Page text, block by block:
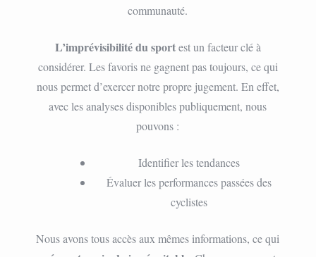
communauté.
L’imprévisibilité du sportest un facteur clé à
considérer. Les favoris ne gagnent pas toujours, ce qui
nous permet d’exercer notre propre jugement. En effet,
avec les analyses disponibles publiquement, nous
pouvons :
Identifier les tendances
Évaluer les performances passées des
cyclistes
Nous avons tous accès aux mêmes informations, ce qui